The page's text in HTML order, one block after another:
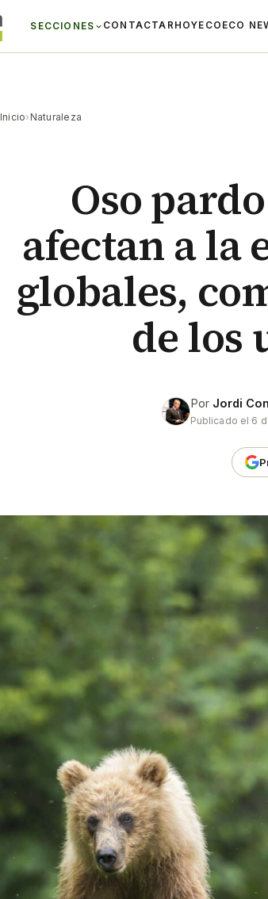
SECCIONES CONTACTAR HOYECO ECO
Inicio› Naturaleza
Oso
afectan a la
globales,
de los
Por Jordi
Publicado el 6